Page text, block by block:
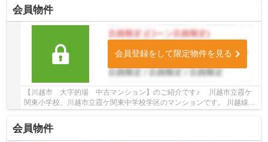
会員物件
会員登録をして限定物件を見る
【川越市 大字的場 中古マンション】のご紹介です♪ 川越市立霞ケ
関東小学校、川越市立霞ケ関東中学校学区のマンションです。 川越線沿
会員物件